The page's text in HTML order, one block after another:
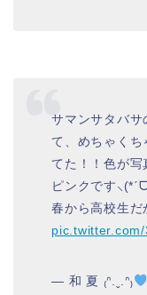
サマンサタバサ
て、めちゃくち
てた！！色が
ピンクです
春から高校生だ
— 和 夏 ₍ᐢ.ˬ.ᐢ₎